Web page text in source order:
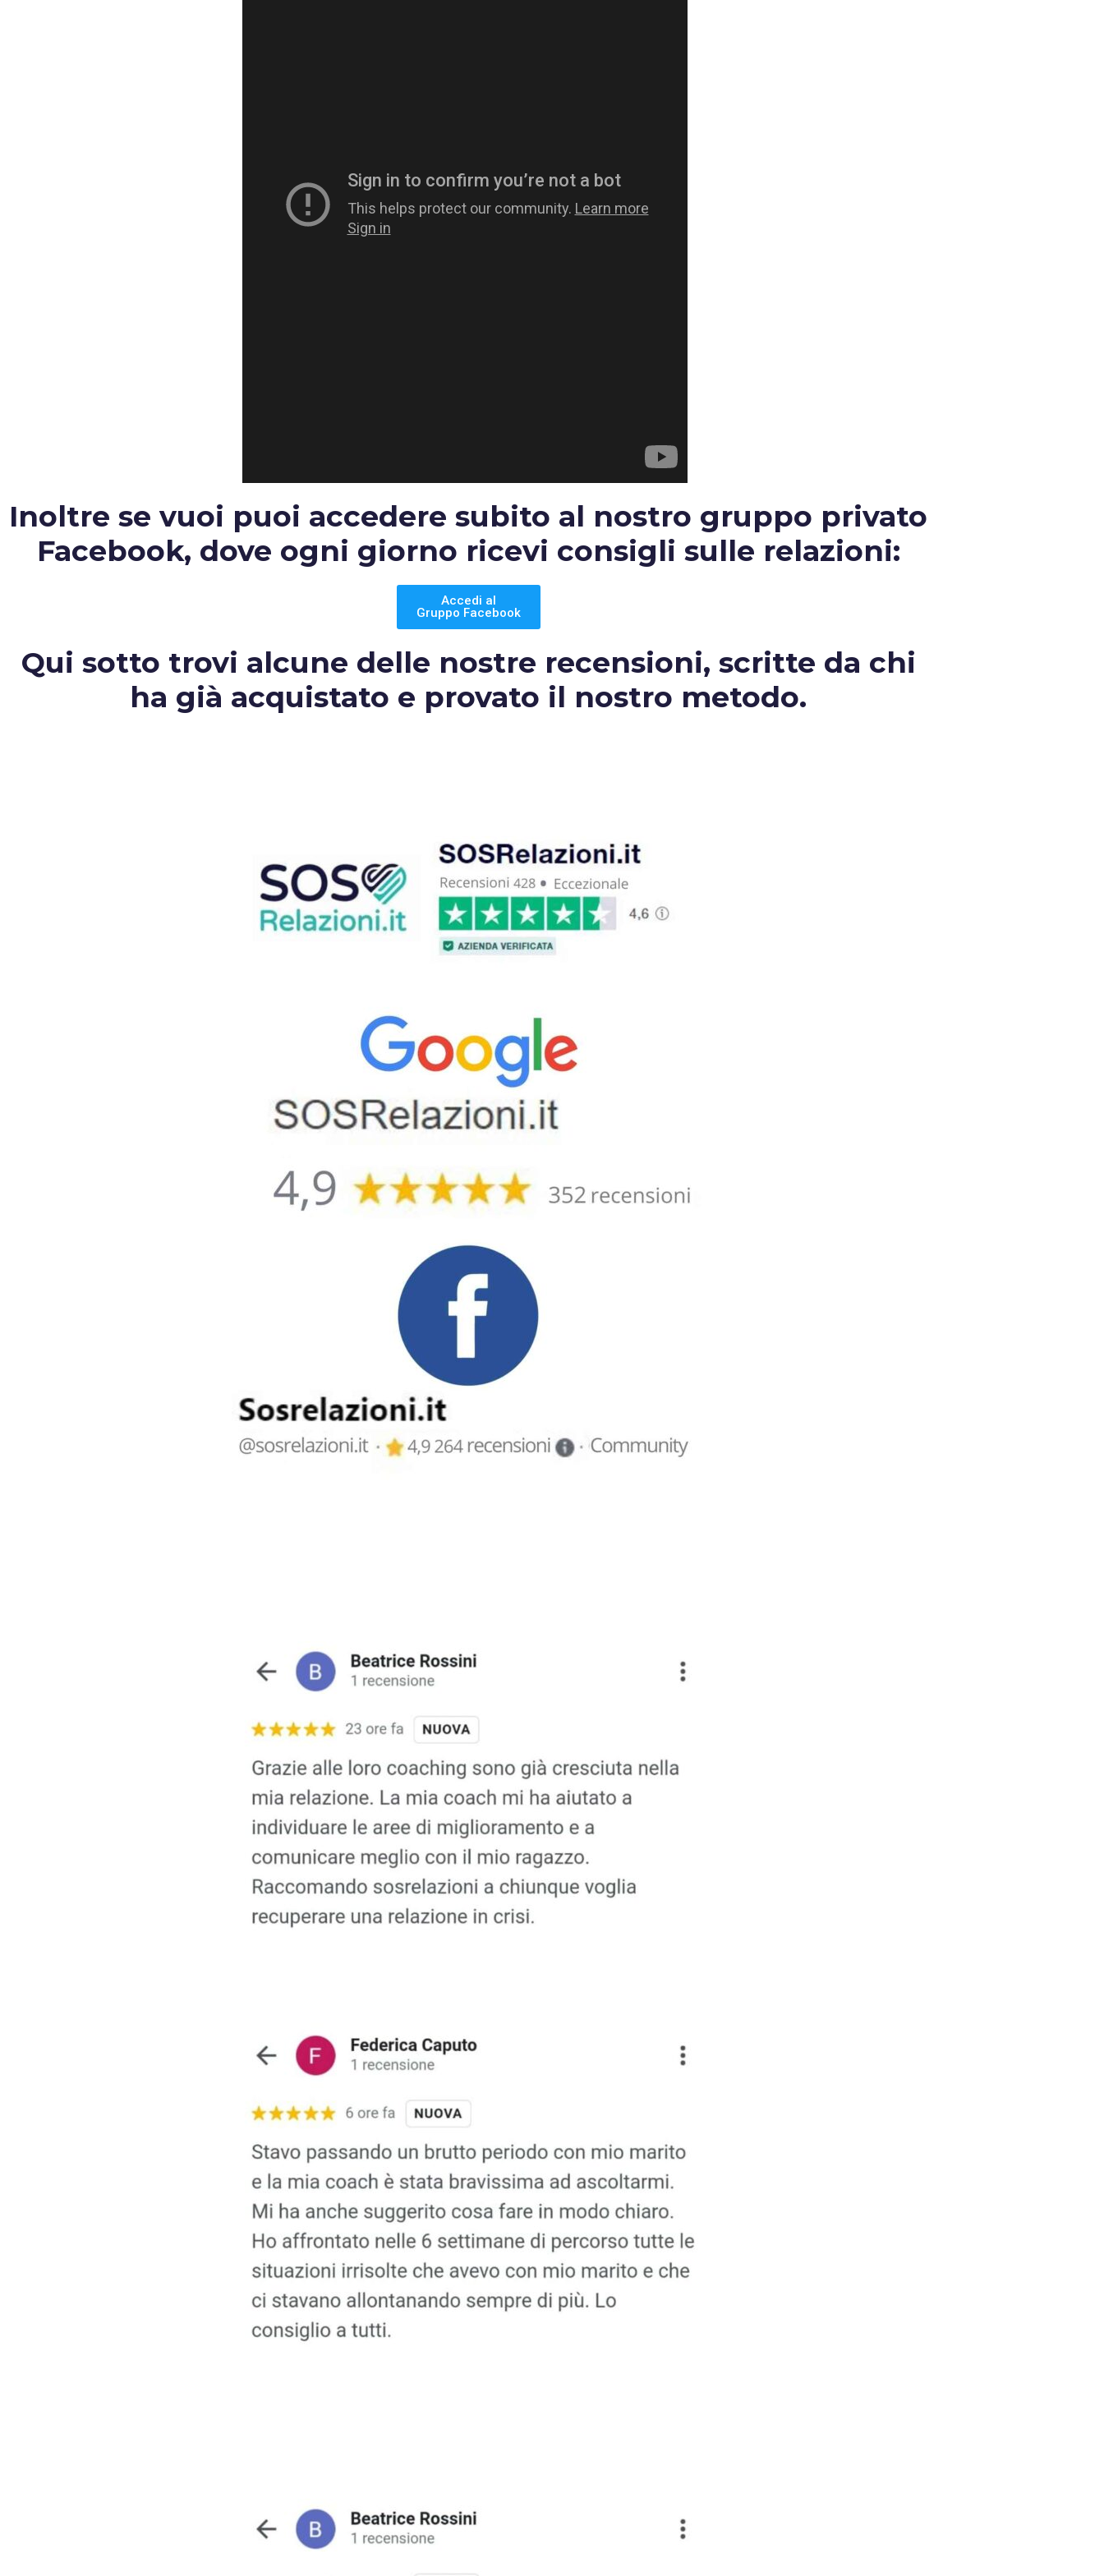
Inoltre se vuoi puoi accedere subito al nostro gruppo privato
Facebook, dove ogni giorno ricevi consigli sulle relazioni:
Accedi al
Gruppo Facebook
Qui sotto trovi alcune delle nostre recensioni, scritte da chi
ha già acquistato e provato il nostro metodo.